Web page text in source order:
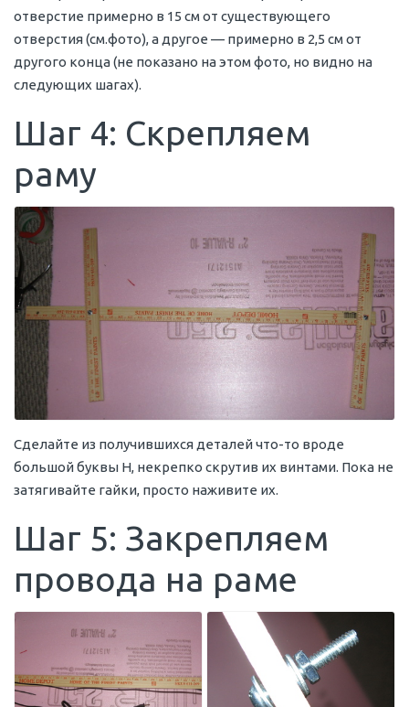
отверстие примерно в 15 см от существующего
отверстия (см.фото), а другое — примерно в 2,5 см от
другого конца (не показано на этом фото, но видно на
следующих шагах).
Шаг 4: Скрепляем
раму
Сделайте из получившихся деталей что-то вроде
большой буквы Н, некрепко скрутив их винтами. Пока не
затягивайте гайки, просто наживите их.
Шаг 5: Закрепляем
провода на раме